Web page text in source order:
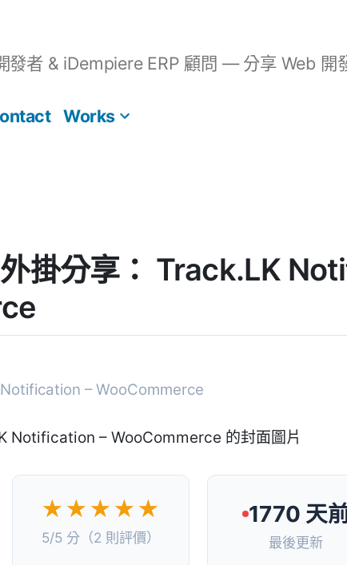
發者 & iDempiere ERP 顧問 — 分享 Web 開
Works
掛分享： Track.LK
– WooCommerce
★★★★★
5/5 分（2 則評價）
1770 天
最後更新